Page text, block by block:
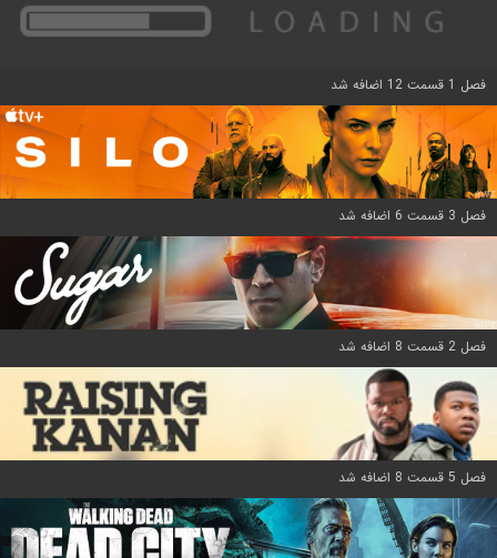
فصل 1 قسمت 12 اضافه شد
فصل 3 قسمت 6 اضافه شد
فصل 2 قسمت 8 اضافه شد
فصل 5 قسمت 8 اضافه شد